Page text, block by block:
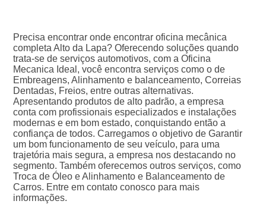
Precisa encontrar onde encontrar oficina mecânica
completa Alto da Lapa? Oferecendo soluções quando
trata-se de serviços automotivos, com a Oficina
Mecanica Ideal, você encontra serviços como o de
Embreagens, Alinhamento e balanceamento, Correias
Dentadas, Freios, entre outras alternativas.
Apresentando produtos de alto padrão, a empresa
conta com profissionais especializados e instalações
modernas e em bom estado, conquistando então a
confiança de todos. Carregamos o objetivo de Garantir
um bom funcionamento de seu veículo, para uma
trajetória mais segura, a empresa nos destacando no
segmento. Também oferecemos outros serviços, como
Troca de Óleo e Alinhamento e Balanceamento de
Carros. Entre em contato conosco para mais
informações.